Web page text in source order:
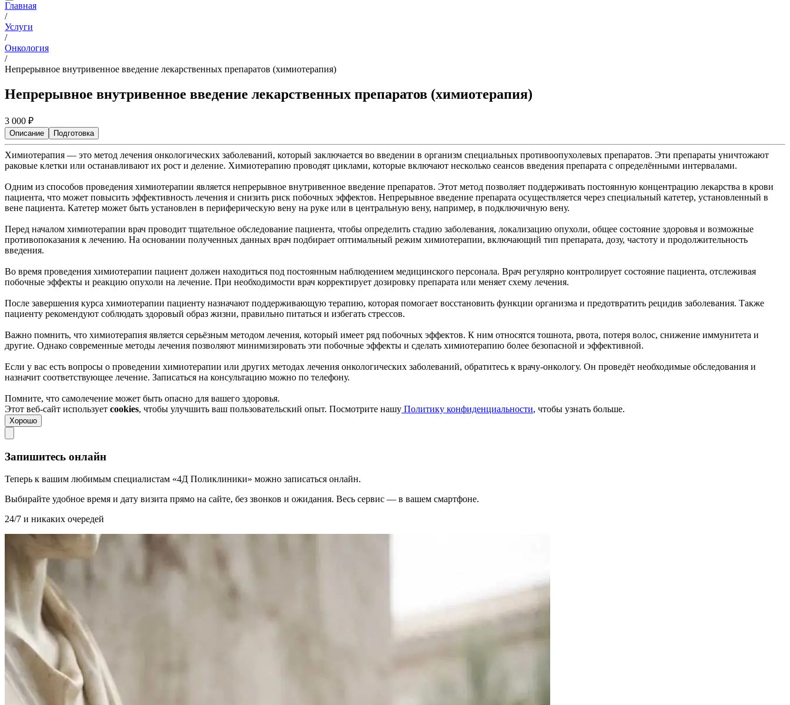
Главная
/
Услуги
/
Онкология
/
Непрерывное внутривенное введение лекарственных препаратов (химиотерапия)
Непрерывное внутривенное введение лекарственных препаратов (химиотерапия)
3 000 ₽
Описание Подготовка
Химиотерапия — это метод лечения онкологических заболеваний, который заключается во введении в организм специальных противоопухолевых препаратов. Эти препараты уничтожают
раковые клетки или останавливают их рост и деление. Химиотерапию проводят циклами, которые включают несколько сеансов введения препарата с определёнными интервалами.
Одним из способов проведения химиотерапии является непрерывное внутривенное введение препаратов. Этот метод позволяет поддерживать постоянную концентрацию лекарства в крови
пациента, что может повысить эффективность лечения и снизить риск побочных эффектов. Непрерывное введение препарата осуществляется через специальный катетер, установленный в
вене пациента. Катетер может быть установлен в периферическую вену на руке или в центральную вену, например, в подключичную вену.
Перед началом химиотерапии врач проводит тщательное обследование пациента, чтобы определить стадию заболевания, локализацию опухоли, общее состояние здоровья и возможные
противопоказания к лечению. На основании полученных данных врач подбирает оптимальный режим химиотерапии, включающий тип препарата, дозу, частоту и продолжительность
введения.
Во время проведения химиотерапии пациент должен находиться под постоянным наблюдением медицинского персонала. Врач регулярно контролирует состояние пациента, отслеживая
побочные эффекты и реакцию опухоли на лечение. При необходимости врач корректирует дозировку препарата или меняет схему лечения.
После завершения курса химиотерапии пациенту назначают поддерживающую терапию, которая помогает восстановить функции организма и предотвратить рецидив заболевания. Также
пациенту рекомендуют соблюдать здоровый образ жизни, правильно питаться и избегать стрессов.
Важно помнить, что химиотерапия является серьёзным методом лечения, который имеет ряд побочных эффектов. К ним относятся тошнота, рвота, потеря волос, снижение иммунитета и
другие. Однако современные методы лечения позволяют минимизировать эти побочные эффекты и сделать химиотерапию более безопасной и эффективной.
Если у вас есть вопросы о проведении химиотерапии или других методах лечения онкологических заболеваний, обратитесь к врачу-онкологу. Он проведёт необходимые обследования и
назначит соответствующее лечение. Записаться на консультацию можно по телефону.
Помните, что самолечение может быть опасно для вашего здоровья.
Этот веб-сайт использует cookies, чтобы улучшить ваш пользовательский опыт. Посмотрите нашу Политику конфиденциальности, чтобы узнать больше.
Хорошо
Запишитесь онлайн
Теперь к вашим любимым специалистам «4Д Поликлиники» можно записаться онлайн.
Выбирайте удобное время и дату визита прямо на сайте, без звонков и ожидания. Весь сервис — в вашем смартфоне.
24/7 и никаких очередей